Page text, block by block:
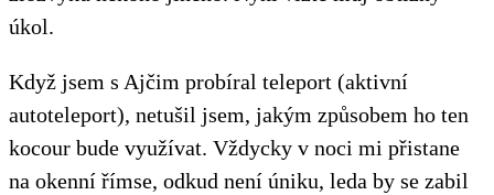
úkol.
Když jsem s Ajčim probíral teleport (aktivní
autoteleport), netušil jsem, jakým způsobem ho ten
kocour bude využívat. Vždycky v noci mi přistane
na okenní římse, odkud není úniku, leda by se zabil